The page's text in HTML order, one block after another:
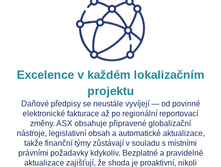
Excelence v každém lokalizačním
projektu
Daňové předpisy se neustále vyvíjejí — od povinné
elektronické fakturace až po regionální reportovací
změny. ASX obsahuje připravené globalizační
nástroje, legislativní obsah a automatické aktualizace,
takže finanční týmy zůstávají v souladu s místními
právními požadavky kdykoliv. Bezplatné a pravidelné
aktualizace zajišťují, že shoda je proaktivní, nikoli